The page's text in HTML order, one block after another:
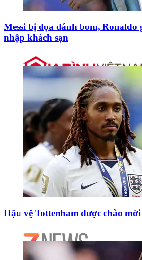
Messi bị dọa đánh bom, Ronaldo
nhập khách sạn
Hậu vệ Tottenham được chào